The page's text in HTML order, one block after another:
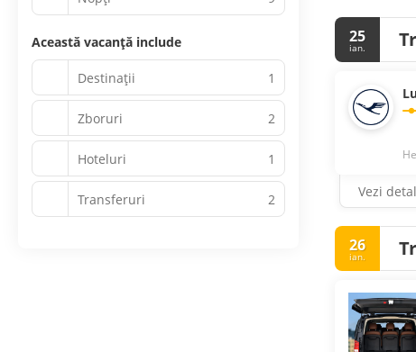
25
ian.
Vezi
26
ian.
Această vacanță include
Destinații 1
Zboruri 2
Hoteluri 1
Transferuri 2